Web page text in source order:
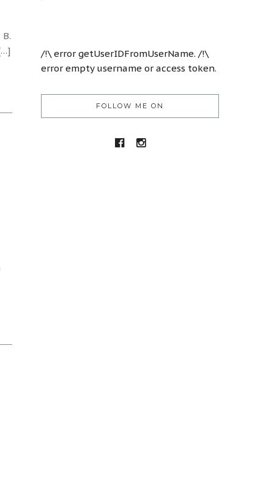
/!\ error getUserIDFromUserName. /!\
error empty username or access token.
FOLLOW ME ON